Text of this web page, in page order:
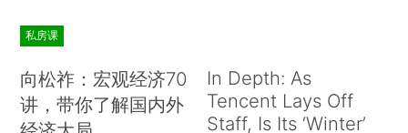
私房课
向松祚：宏观经济70
讲，带你了解国内外
In Depth: As
Tencent Lays Off
Staff, Is Its ‘Winter’